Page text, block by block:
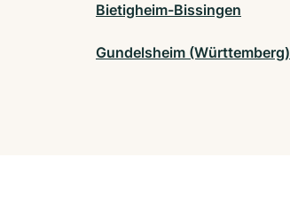
Bietigheim-Bissingen
Gundelsheim (Württemberg)